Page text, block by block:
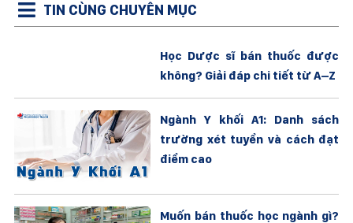
TIN CÙNG CHUYÊN MỤC
Học Dược sĩ bán thuốc được
không? Giải đáp chi tiết từ A–Z
Ngành Y khối A1: Danh sách
trường xét tuyển và cách đạt
điểm cao
Muốn bán thuốc học ngành gì?